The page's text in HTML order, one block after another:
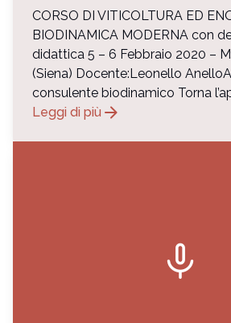
CORSO DI VITICOLTURA ED
BIODINAMICA MODERNA con
didattica 5 – 6 Febbraio 2020 –
(Siena) Docente:Leonello
consulente biodinamico Torna
Leggi di più arrow_forward
mic